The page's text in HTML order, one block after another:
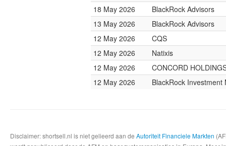
18 May 2026
BlackRock Advisors
13 May 2026
BlackRock Advisors
12 May 2026
CQS
12 May 2026
Natixis
12 May 2026
CONCORD
12 May 2026
BlackRock Investment
Disclaimer: shortsell.nl is niet gelieerd aan de Autoriteit Financiele Markten